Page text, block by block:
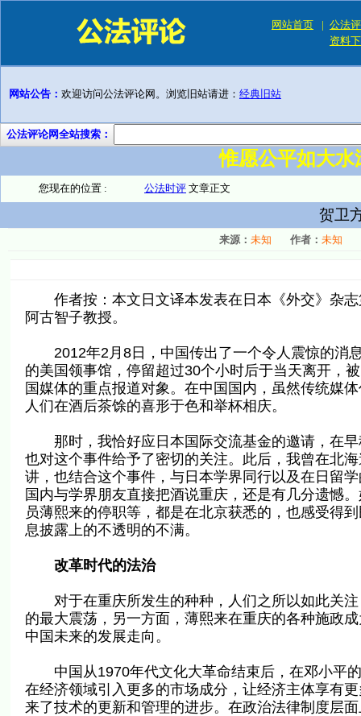
网站首页 | 公法
资料
网站公告： 欢迎访问公法评论网。浏览旧站请进： 经典旧站
公法评论网全站搜索：
惟愿公平如大
您现在的位置 : 公法时评 文章正文
贺卫
来源： 未知 作者： 未知
作者按：本文日文译本发表在日本《外交》杂志
阿古智子教授。
2012年2月8日，中国传出了一个令人震惊的消
的美国领事馆，停留超过30个小时后于当天离开，
国媒体的重点报道对象。在中国国内，虽然传统媒
人们在酒后茶馀的喜形于色和举杯相庆。
那时，我恰好应日本国际交流基金的邀请，在早
也对这个事件给予了密切的关注。此后，我曾在北
讲，也结合这个事件，与日本学界同行以及在日留
国内与学界朋友直接把酒说重庆，还是有几分遗憾
员薄熙来的停职等，都是在北京获悉的，也感受得
息披露上的不透明的不满。
改革时代的法治
对于在重庆所发生的种种，人们之所以如此关注
的最大震荡，另一方面，薄熙来在重庆的各种施政
中国未来的发展走向。
中国从1970年代文化大革命结束后，在邓小平的
在经济领域引入更多的市场成分，让经济主体享有
来了技术的更新和管理的进步。在政治法律制度层